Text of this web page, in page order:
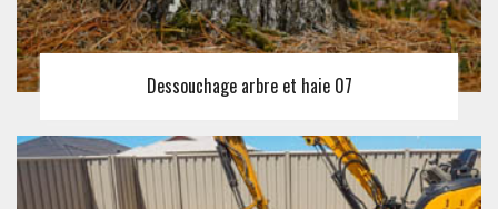
Dessouchage arbre et haie 07